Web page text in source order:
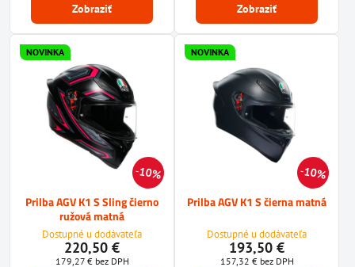
Zobraziť Zobraziť
10%
NOVINKA
Prilba AGV K1 S Sling čierno
ružová matná
Dostupné u dodávateľa
220,50 €
179,27 € bez DPH
10%
NOVINKA
Prilba AGV K1 S čierna matná
Dostupné u dodávateľa
193,50 €
157,32 € bez DPH